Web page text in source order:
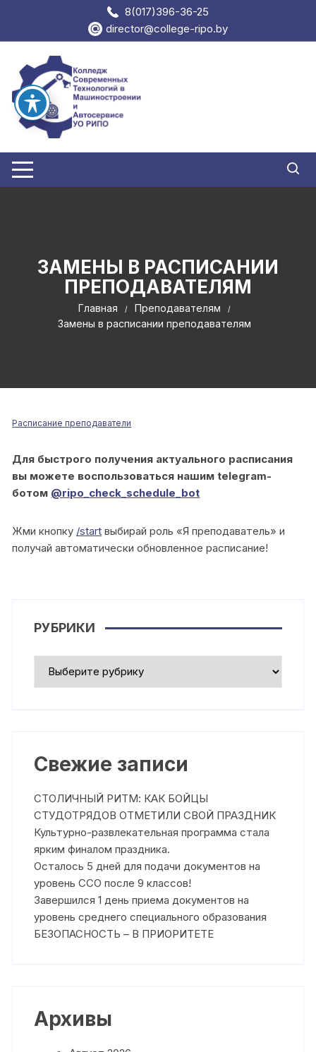
содержимому
8(017)396-36-25
director@college-ripo.by
ЗАМЕНЫ В РАСПИСАНИИ
ПРЕПОДАВАТЕЛЯМ
Главная
Преподавателям
Замены в расписании преподавателям
Расписание преподаватели
Для быстрого получения актуального расписания
вы можете воспользоваться нашим telegram-
ботом @ripo_check_schedule_bot
Жми кнопку /start выбирай роль «Я преподаватель» и
получай автоматически обновленное расписание!
РУБРИКИ
Свежие записи
СТОЛИЧНЫЙ РИТМ: КАК БОЙЦЫ
СТУДОТРЯДОВ ОТМЕТИЛИ СВОЙ ПРАЗДНИК
Культурно-развлекательная программа стала
ярким финалом праздника.
Осталось 5 дней для подачи документов на
уровень ССО после 9 классов!
Завершился 1 день приема документов на
уровень среднего специального образования
БЕЗОПАСНОСТЬ – В ПРИОРИТЕТЕ
Архивы